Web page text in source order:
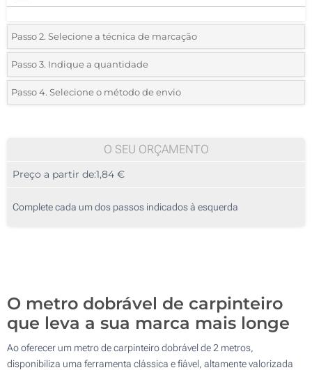
Passo 2. Selecione a técnica de marcação
*Selecione o tipo de marcação e as cores do logotipo:
1 Cor (Na lateral)
Passo 3. Indique a quantidade
*Quantidade mínima:25
50
125
Passo 4. Selecione o método de envio
O SEU ORÇAMENTO
Preço a partir de:1,84 €
Complete cada um dos passos indicados à esquerda
O metro dobrável de carpinteiro
que leva a sua marca mais longe
Ao oferecer um metro de carpinteiro dobrável de 2 metros,
disponibiliza uma ferramenta clássica e fiável, altamente valorizada